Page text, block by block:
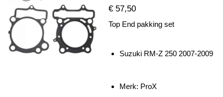
€ 57,50
Top End pakking set
Suzuki RM-Z 250 2007-2009
Merk: ProX